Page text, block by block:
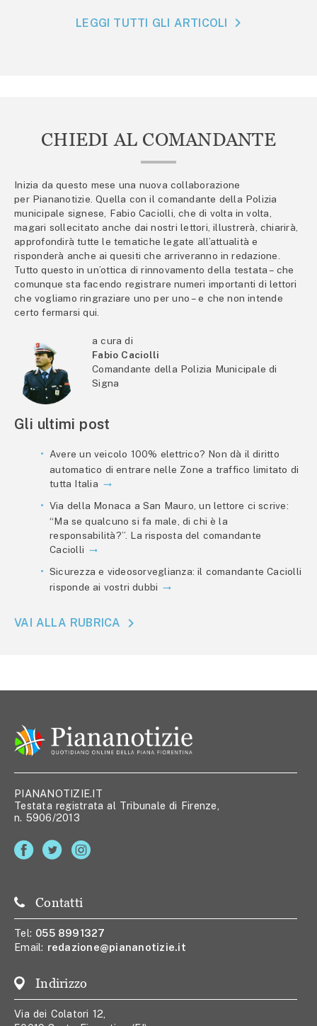
LEGGI TUTTI GLI ARTICOLI
CHIEDI AL COMANDANTE
Inizia da questo mese una nuova collaborazione
per Piananotizie. Quella con il comandante della Polizia
municipale signese, Fabio Caciolli, che di volta in volta,
magari sollecitato anche dai nostri lettori, illustrerà, chiarirà,
approfondirà tutte le tematiche legate all’attualità e
risponderà anche ai quesiti che arriveranno in redazione.
Tutto questo in un’ottica di rinnovamento della testata – che
comunque sta facendo registrare numeri importanti di lettori
che vogliamo ringraziare uno per uno – e che non intende
certo fermarsi qui.
a cura di
Fabio Caciolli
Comandante della Polizia Municipale di
Signa
Gli ultimi post
Avere un veicolo 100% elettrico? Non dà il diritto
automatico di entrare nelle Zone a traffico limitato di
tutta Italia
Via della Monaca a San Mauro, un lettore ci scrive:
“Ma se qualcuno si fa male, di chi è la
responsabilità?”. La risposta del comandante
Caciolli
Sicurezza e videosorveglianza: il comandante Caciolli
risponde ai vostri dubbi
VAI ALLA RUBRICA
PIANANOTIZIE.IT
Testata registrata al Tribunale di Firenze,
n. 5906/2013
Contatti
Tel: 055 8991327
Email: redazione@piananotizie.it
Indirizzo
Via dei Colatori 12,